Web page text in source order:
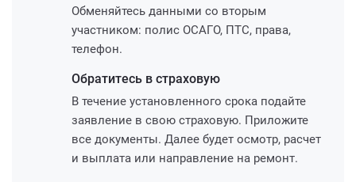
Обменяйтесь данными со вторым
участником: полис ОСАГО, ПТС, права,
телефон.
Обратитесь в страховую
В течение установленного срока подайте
заявление в свою страховую. Приложите
все документы. Далее будет осмотр, расчет
и выплата или направление на ремонт.